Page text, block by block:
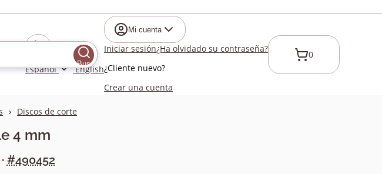
Buscar
Español English
Mi cuenta
Iniciar sesión¿Ha olvidado su contraseña?
¿Cliente nuevo?
Crear una cuenta
0
Discos de corte
4 mm
#490452